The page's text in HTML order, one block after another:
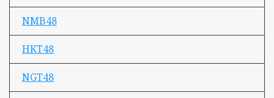
NMB48
HKT48
NGT48